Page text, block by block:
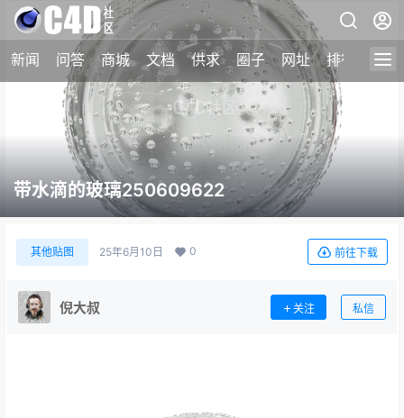
新闻 问答 商城 文档 供求 圈子 网址 排行榜
带水滴的玻璃250609622
其他贴图 25年6月10日 0 前往下载
倪大叔 关注 私信